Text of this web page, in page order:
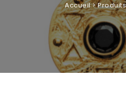
Accueil>Produits